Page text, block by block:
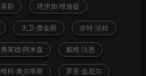
喜剧 塔伊加·维迪提
大卫·詹金斯 奈特·法松
弗莱德·阿米森 戴维·法恩
维科·奥尔蒂斯 罗里·金尼尔